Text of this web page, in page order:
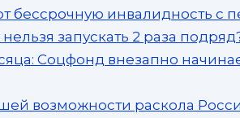
бессрочную инвалидность с
запускать 2 раза
Соцфонд внезапно
возможности раскола